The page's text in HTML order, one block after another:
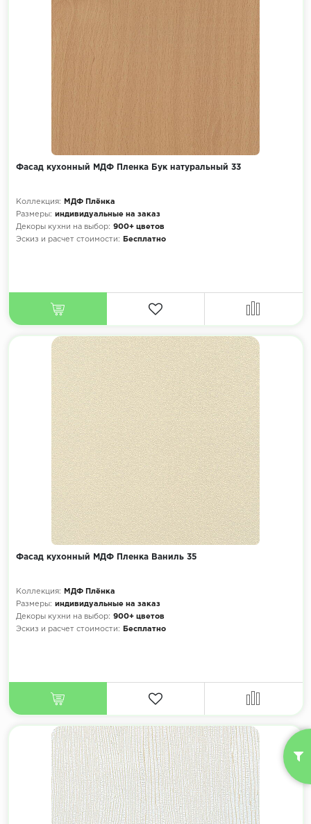
Фасад кухонный МДФ Пленка Бук натуральный 33
Коллекция:
МДФ Плёнка
Размеры: индивидуальные на заказ
Декоры кухни на выбор: 900+ цветов
Эскиз и расчет стоимости:
Бесплатно
Фасад кухонный МДФ Пленка Ваниль 35
Коллекция:
МДФ Плёнка
Размеры: индивидуальные на заказ
Декоры кухни на выбор: 900+ цветов
Эскиз и расчет стоимости:
Бесплатно